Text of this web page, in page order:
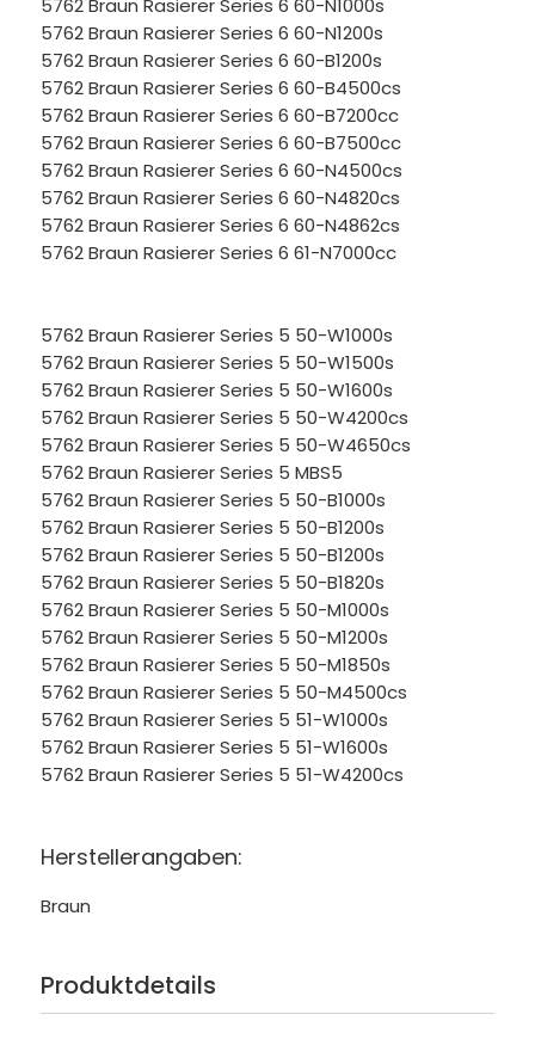
5762 Braun Rasierer Series 6 60-N1200s
5762 Braun Rasierer Series 6 60-B1200s
5762 Braun Rasierer Series 6 60-B4500cs
5762 Braun Rasierer Series 6 60-B7200cc
5762 Braun Rasierer Series 6 60-B7500cc
5762 Braun Rasierer Series 6 60-N4500cs
5762 Braun Rasierer Series 6 60-N4820cs
5762 Braun Rasierer Series 6 60-N4862cs
5762 Braun Rasierer Series 6 61-N7000cc
5762 Braun Rasierer Series 5 50-W1000s
5762 Braun Rasierer Series 5 50-W1500s
5762 Braun Rasierer Series 5 50-W1600s
5762 Braun Rasierer Series 5 50-W4200cs
5762 Braun Rasierer Series 5 50-W4650cs
5762 Braun Rasierer Series 5 MBS5
5762 Braun Rasierer Series 5 50-B1000s
5762 Braun Rasierer Series 5 50-B1200s
5762 Braun Rasierer Series 5 50-B1200s
5762 Braun Rasierer Series 5 50-B1820s
5762 Braun Rasierer Series 5 50-M1000s
5762 Braun Rasierer Series 5 50-M1200s
5762 Braun Rasierer Series 5 50-M1850s
5762 Braun Rasierer Series 5 50-M4500cs
5762 Braun Rasierer Series 5 51-W1000s
5762 Braun Rasierer Series 5 51-W1600s
5762 Braun Rasierer Series 5 51-W4200cs
Herstellerangaben:
Braun
Produktdetails